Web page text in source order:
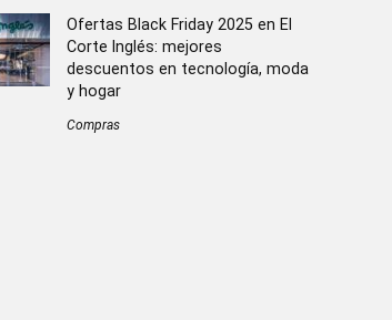
Ofertas Black Friday 2025 en El
Corte Inglés: mejores
descuentos en tecnología, moda
y hogar
Compras